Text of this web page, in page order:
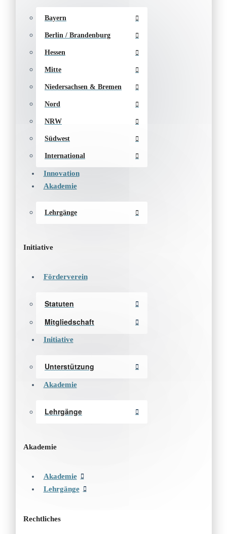
Bayern
Berlin / Brandenburg
Hessen
Mitte
Niedersachsen & Bremen
Nord
NRW
Südwest
International
Innovation
Akademie
Lehrgänge
Initiative
Förderverein
Statuten
Mitgliedschaft
Initiative
Unterstützung
Akademie
Lehrgänge
Akademie
Akademie
Lehrgänge
Rechtliches